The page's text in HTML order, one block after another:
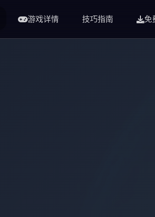
游戏详情 技巧指南 免